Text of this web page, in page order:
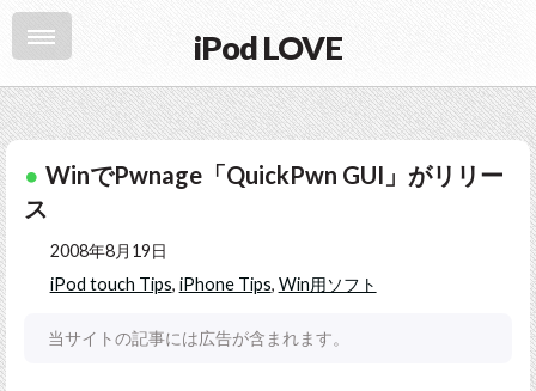
iPod LOVE
WinでPwnage「QuickPwn GUI」がリリー
ス
2008年8月19日
iPod touch Tips, iPhone Tips, Win用ソフト
当サイトの記事には広告が含まれます。